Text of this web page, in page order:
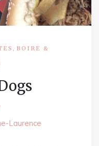
BOIRE &
Laurence